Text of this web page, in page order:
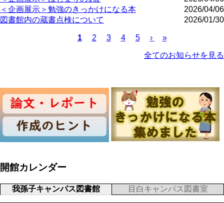
＜企画展示＞勉強のきっかけになる本
2026/04/06
図書館内の蔵書点検について
2026/01/30
り
カ
ー
ジ
1 Page
2 Page
3 Page
4 Page
5
次
ー
›
最
ペ
»
全てのお知らせを見る
開館カレンダー
我孫子キャンパス図書館 目白キャンパス図書室